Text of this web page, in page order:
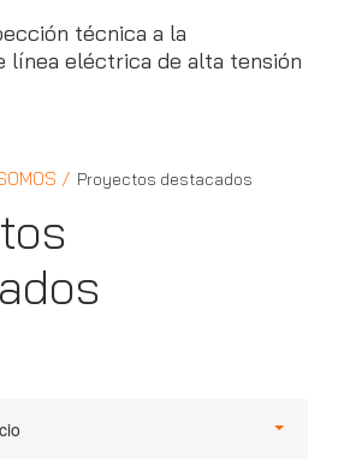
técnica a la
línea eléctrica de alta tensión
Proyectos destacados